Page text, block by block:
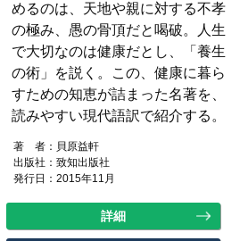
めるのは、天地や親に対する不孝
の極み、愚の骨頂だと喝破。人生
で大切なのは健康だとし、「養生
の術」を説く。この、健康に暮ら
すための知恵が詰まった名著を、
読みやすい現代語訳で紹介する。
著 者： 貝原益軒
出版社： 致知出版社
発行日：2015年11月
詳細